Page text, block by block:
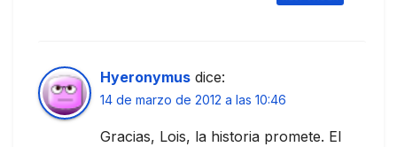
Hyeronymus dice:
14 de marzo de 2012 a las 10:46
Gracias, Lois, la historia promete. El